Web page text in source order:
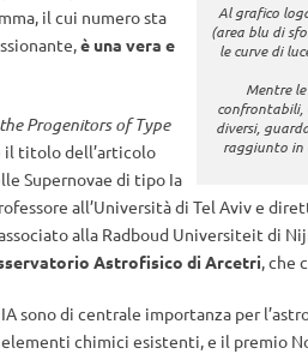
Al grafico
(area blu di
le curve di
Mentre
confrontabili,
diversi,
raggiunto in
il cui numero sta
è una vera e
Progenitors of Type
il titolo dell’articolo
Supernovae di tipo Ia
all’Università di Tel Aviv e
alla Radboud Universiteit di
Astrofisico di Arcetri, che
sono di centrale importanza per
chimici esistenti, e il premio